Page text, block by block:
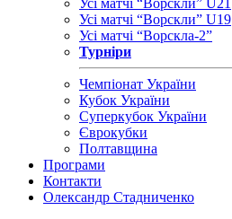
Усі матчі “Ворскли” U21
Усі матчі “Ворскли” U19
Усі матчі “Ворскла-2”
Турніри
Чемпіонат України
Кубок України
Суперкубок України
Єврокубки
Полтавщина
Програми
Контакти
Олександр Стадниченко